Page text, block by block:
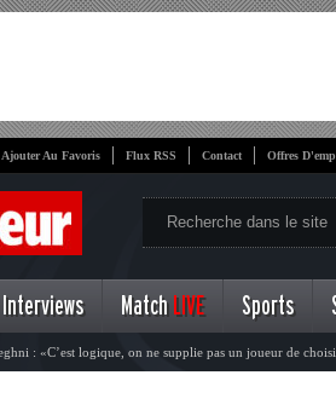
Ajouter Au Favoris Flux RSS Contact Offres
Interviews Match LIVE Sports
: «C’est logique, on ne supplie pas un joueur de